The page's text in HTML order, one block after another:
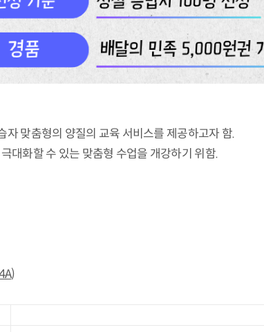
맞춤형의 양질의 교육 서비스를 제공하고자 함.
대화할 수 있는 맞춤형 수업을 개강하기 위함.
)